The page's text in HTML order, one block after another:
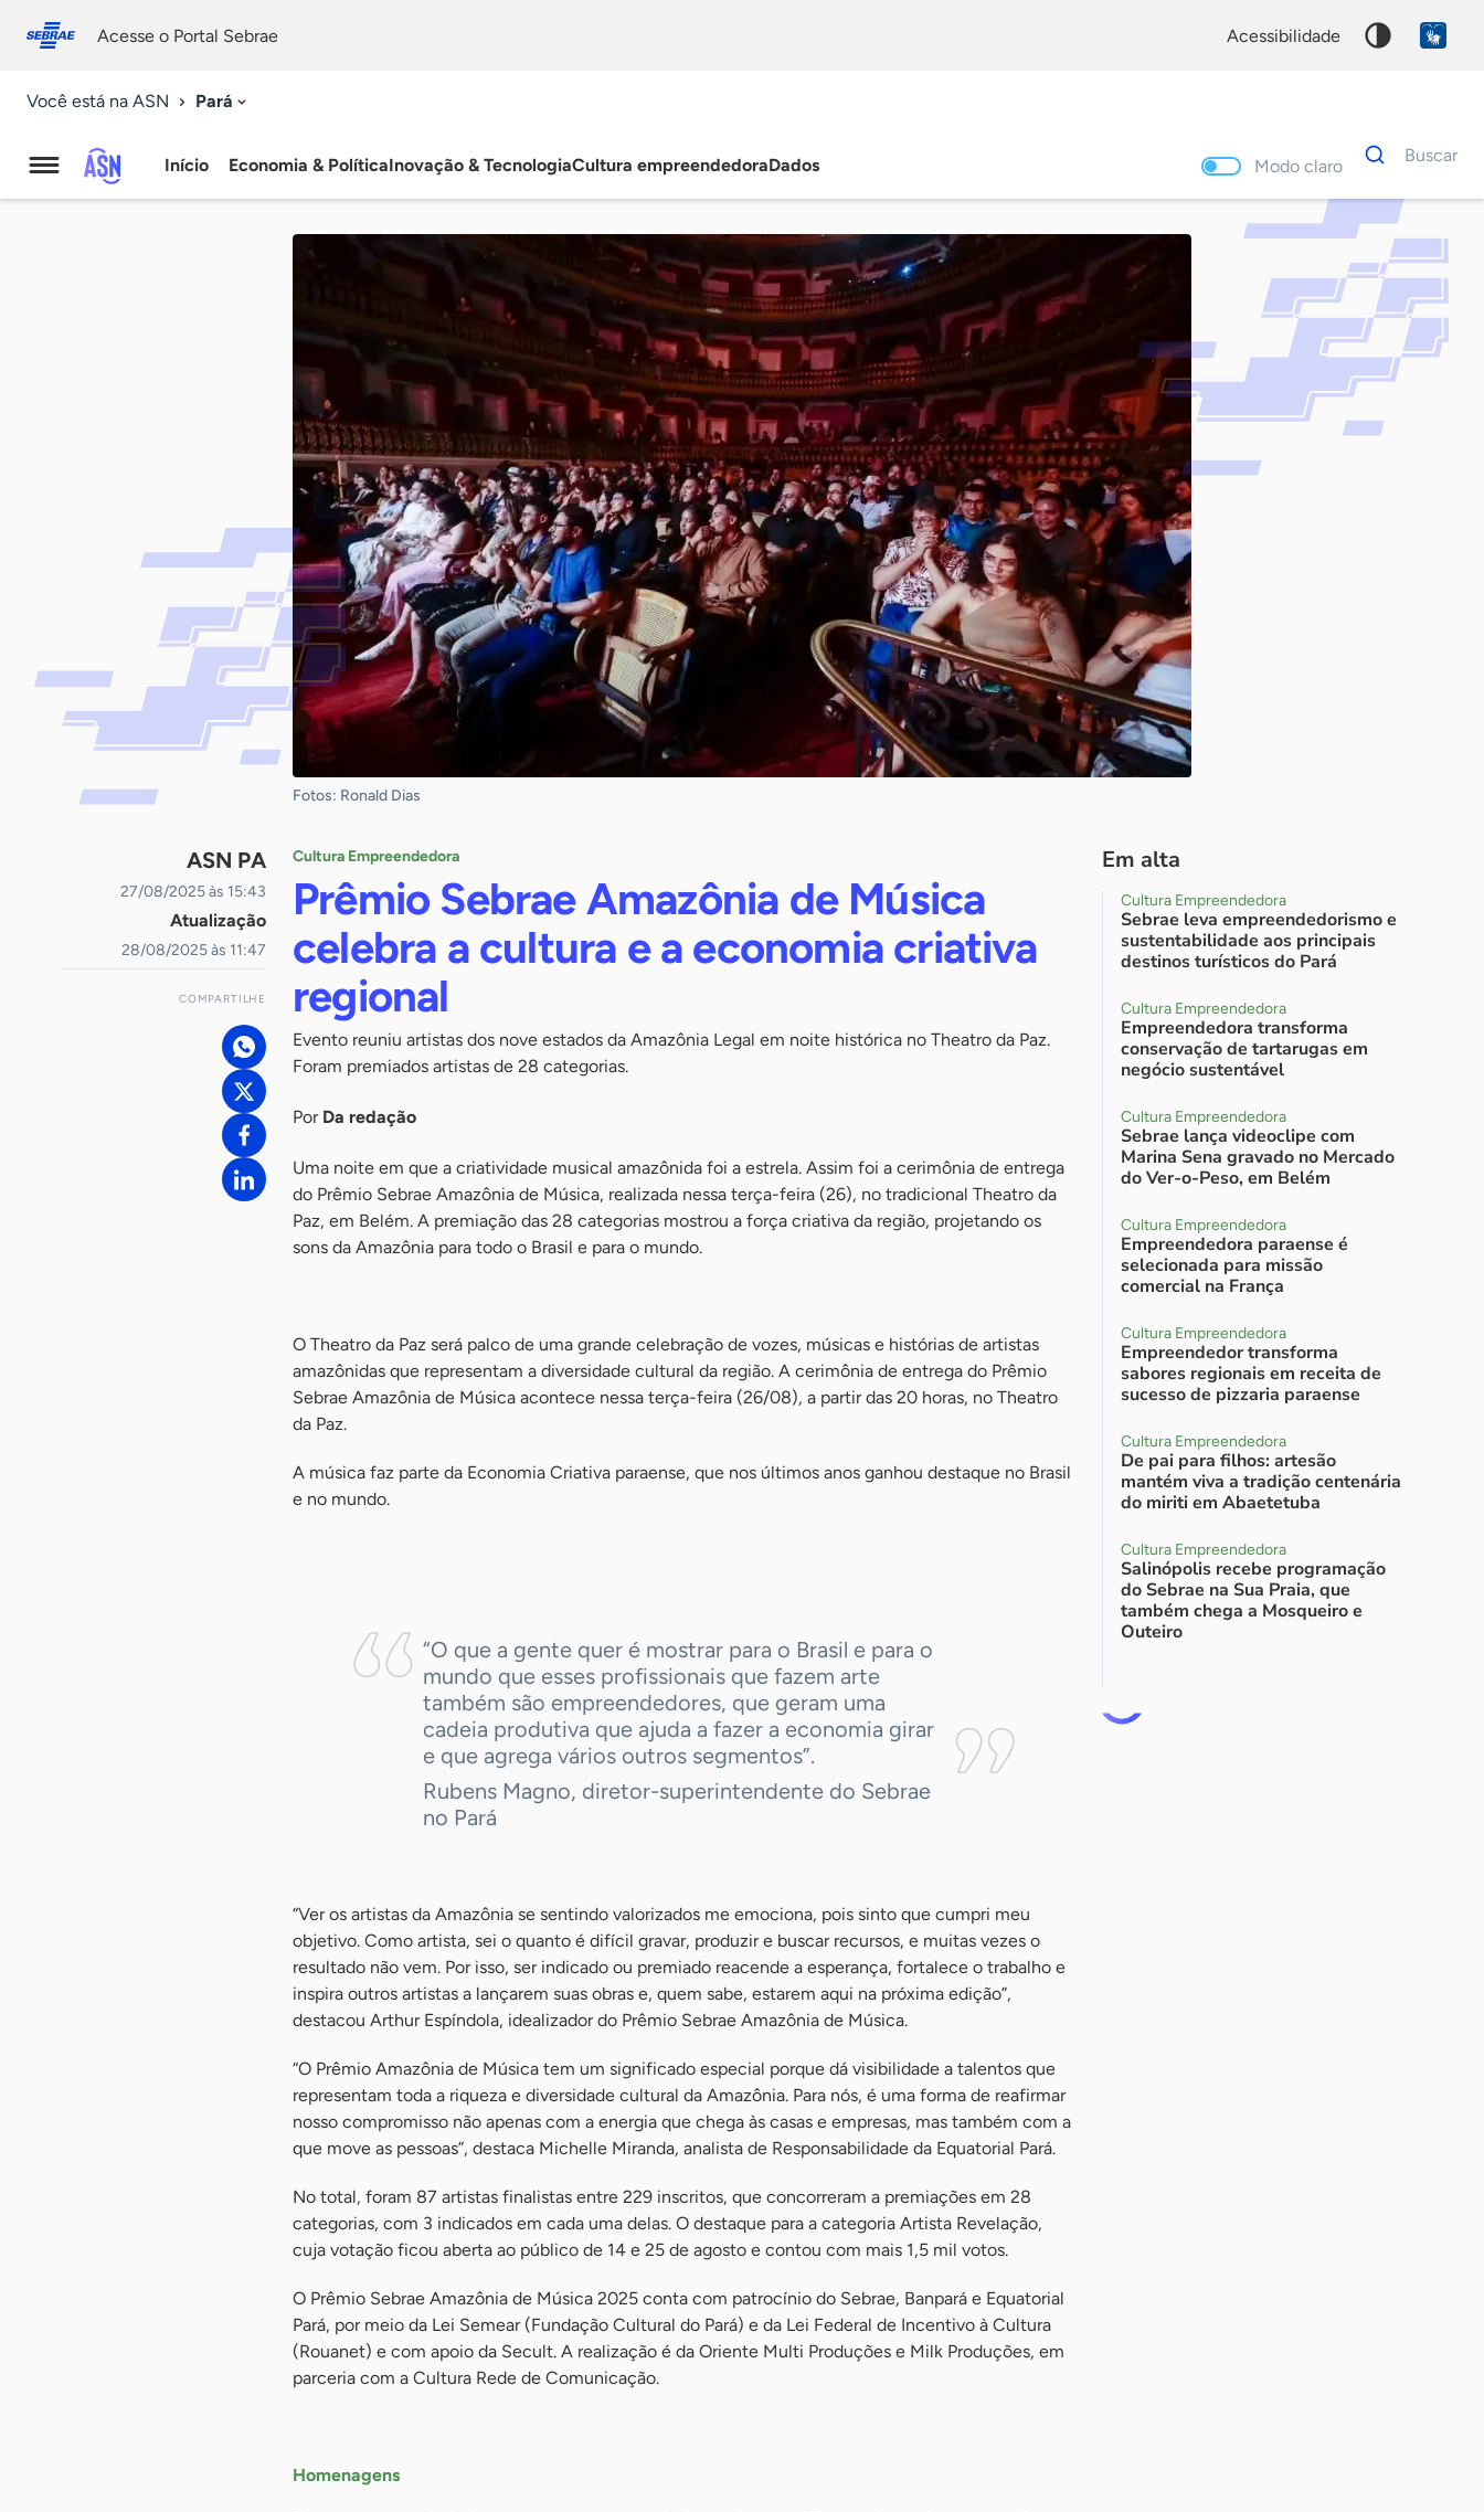
conosco
Acesse o Portal Sebrae acessibilidade
Você está na ASN Pará
Agência
Início Economia & PolíticaInovação & TecnologiaCultura empreendedoraDados Modo claro
Dados
para
Buscar
Palavra
chave
Fotos: Ronald Dias
ASN PA
27/08/2025 às 15:43
Atualização
28/08/2025 às 11:47
COMPARTILHE
Cultura Empreendedora
Prêmio Sebrae Amazônia de Música
celebra a cultura e a economia criativa
regional
Evento reuniu artistas dos nove estados da Amazônia Legal em noite histórica no Theatro da Paz.
Foram premiados artistas de 28 categorias.
Por Da redação
Uma noite em que a criatividade musical amazônida foi a estrela. Assim foi a cerimônia de entrega
do Prêmio Sebrae Amazônia de Música, realizada nessa terça-feira (26), no tradicional Theatro da
Paz, em Belém. A premiação das 28 categorias mostrou a força criativa da região, projetando os
sons da Amazônia para todo o Brasil e para o mundo.
O Theatro da Paz será palco de uma grande celebração de vozes, músicas e histórias de artistas
amazônidas que representam a diversidade cultural da região. A cerimônia de entrega do Prêmio
Sebrae Amazônia de Música acontece nessa terça-feira (26/08), a partir das 20 horas, no Theatro
da Paz.
A música faz parte da Economia Criativa paraense, que nos últimos anos ganhou destaque no Brasil
e no mundo.
“O que a gente quer é mostrar para o Brasil e para o
mundo que esses profissionais que fazem arte
também são empreendedores, que geram uma
cadeia produtiva que ajuda a fazer a economia girar
e que agrega vários outros segmentos”.
Rubens Magno, diretor-superintendente do Sebrae
no Pará
“Ver os artistas da Amazônia se sentindo valorizados me emociona, pois sinto que cumpri meu
objetivo. Como artista, sei o quanto é difícil gravar, produzir e buscar recursos, e muitas vezes o
resultado não vem. Por isso, ser indicado ou premiado reacende a esperança, fortalece o trabalho e
inspira outros artistas a lançarem suas obras e, quem sabe, estarem aqui na próxima edição”,
destacou Arthur Espíndola, idealizador do Prêmio Sebrae Amazônia de Música.
“O Prêmio Amazônia de Música tem um significado especial porque dá visibilidade a talentos que
representam toda a riqueza e diversidade cultural da Amazônia. Para nós, é uma forma de reafirmar
nosso compromisso não apenas com a energia que chega às casas e empresas, mas também com a
que move as pessoas”, destaca Michelle Miranda, analista de Responsabilidade da Equatorial Pará.
No total, foram 87 artistas finalistas entre 229 inscritos, que concorreram a premiações em 28
categorias, com 3 indicados em cada uma delas. O destaque para a categoria Artista Revelação,
cuja votação ficou aberta ao público de 14 e 25 de agosto e contou com mais 1,5 mil votos.
O Prêmio Sebrae Amazônia de Música 2025 conta com patrocínio do Sebrae, Banpará e Equatorial
Pará, por meio da Lei Semear (Fundação Cultural do Pará) e da Lei Federal de Incentivo à Cultura
(Rouanet) e com apoio da Secult. A realização é da Oriente Multi Produções e Milk Produções, em
parceria com a Cultura Rede de Comunicação.
Homenagens
Em alta
Cultura Empreendedora
Sebrae leva empreendedorismo e
sustentabilidade aos principais
destinos turísticos do Pará
Cultura Empreendedora
Empreendedora transforma
conservação de tartarugas em
negócio sustentável
Cultura Empreendedora
Sebrae lança videoclipe com
Marina Sena gravado no Mercado
do Ver-o-Peso, em Belém
Cultura Empreendedora
Empreendedora paraense é
selecionada para missão
comercial na França
Cultura Empreendedora
Empreendedor transforma
sabores regionais em receita de
sucesso de pizzaria paraense
Cultura Empreendedora
De pai para filhos: artesão
mantém viva a tradição centenária
do miriti em Abaetetuba
Cultura Empreendedora
Salinópolis recebe programação
do Sebrae na Sua Praia, que
também chega a Mosqueiro e
Outeiro